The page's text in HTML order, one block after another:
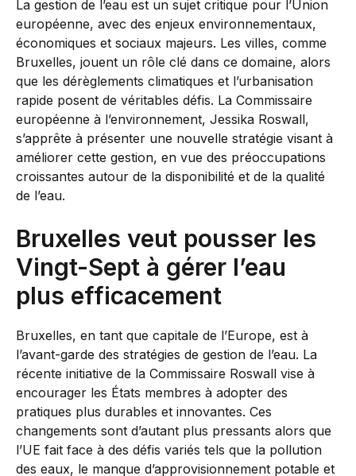
La gestion de l’eau est un sujet critique pour l’Union
européenne, avec des enjeux environnementaux,
économiques et sociaux majeurs. Les villes, comme
Bruxelles, jouent un rôle clé dans ce domaine, alors
que les dérèglements climatiques et l’urbanisation
rapide posent de véritables défis. La Commissaire
européenne à l’environnement, Jessika Roswall,
s’apprête à présenter une nouvelle stratégie visant à
améliorer cette gestion, en vue des préoccupations
croissantes autour de la disponibilité et de la qualité
de l’eau.
Bruxelles veut pousser les
Vingt-Sept à gérer l’eau
plus efficacement
Bruxelles, en tant que capitale de l’Europe, est à
l’avant-garde des stratégies de gestion de l’eau. La
récente initiative de la Commissaire Roswall vise à
encourager les États membres à adopter des
pratiques plus durables et innovantes. Ces
changements sont d’autant plus pressants alors que
l’UE fait face à des défis variés tels que la pollution
des eaux, le manque d’approvisionnement potable et